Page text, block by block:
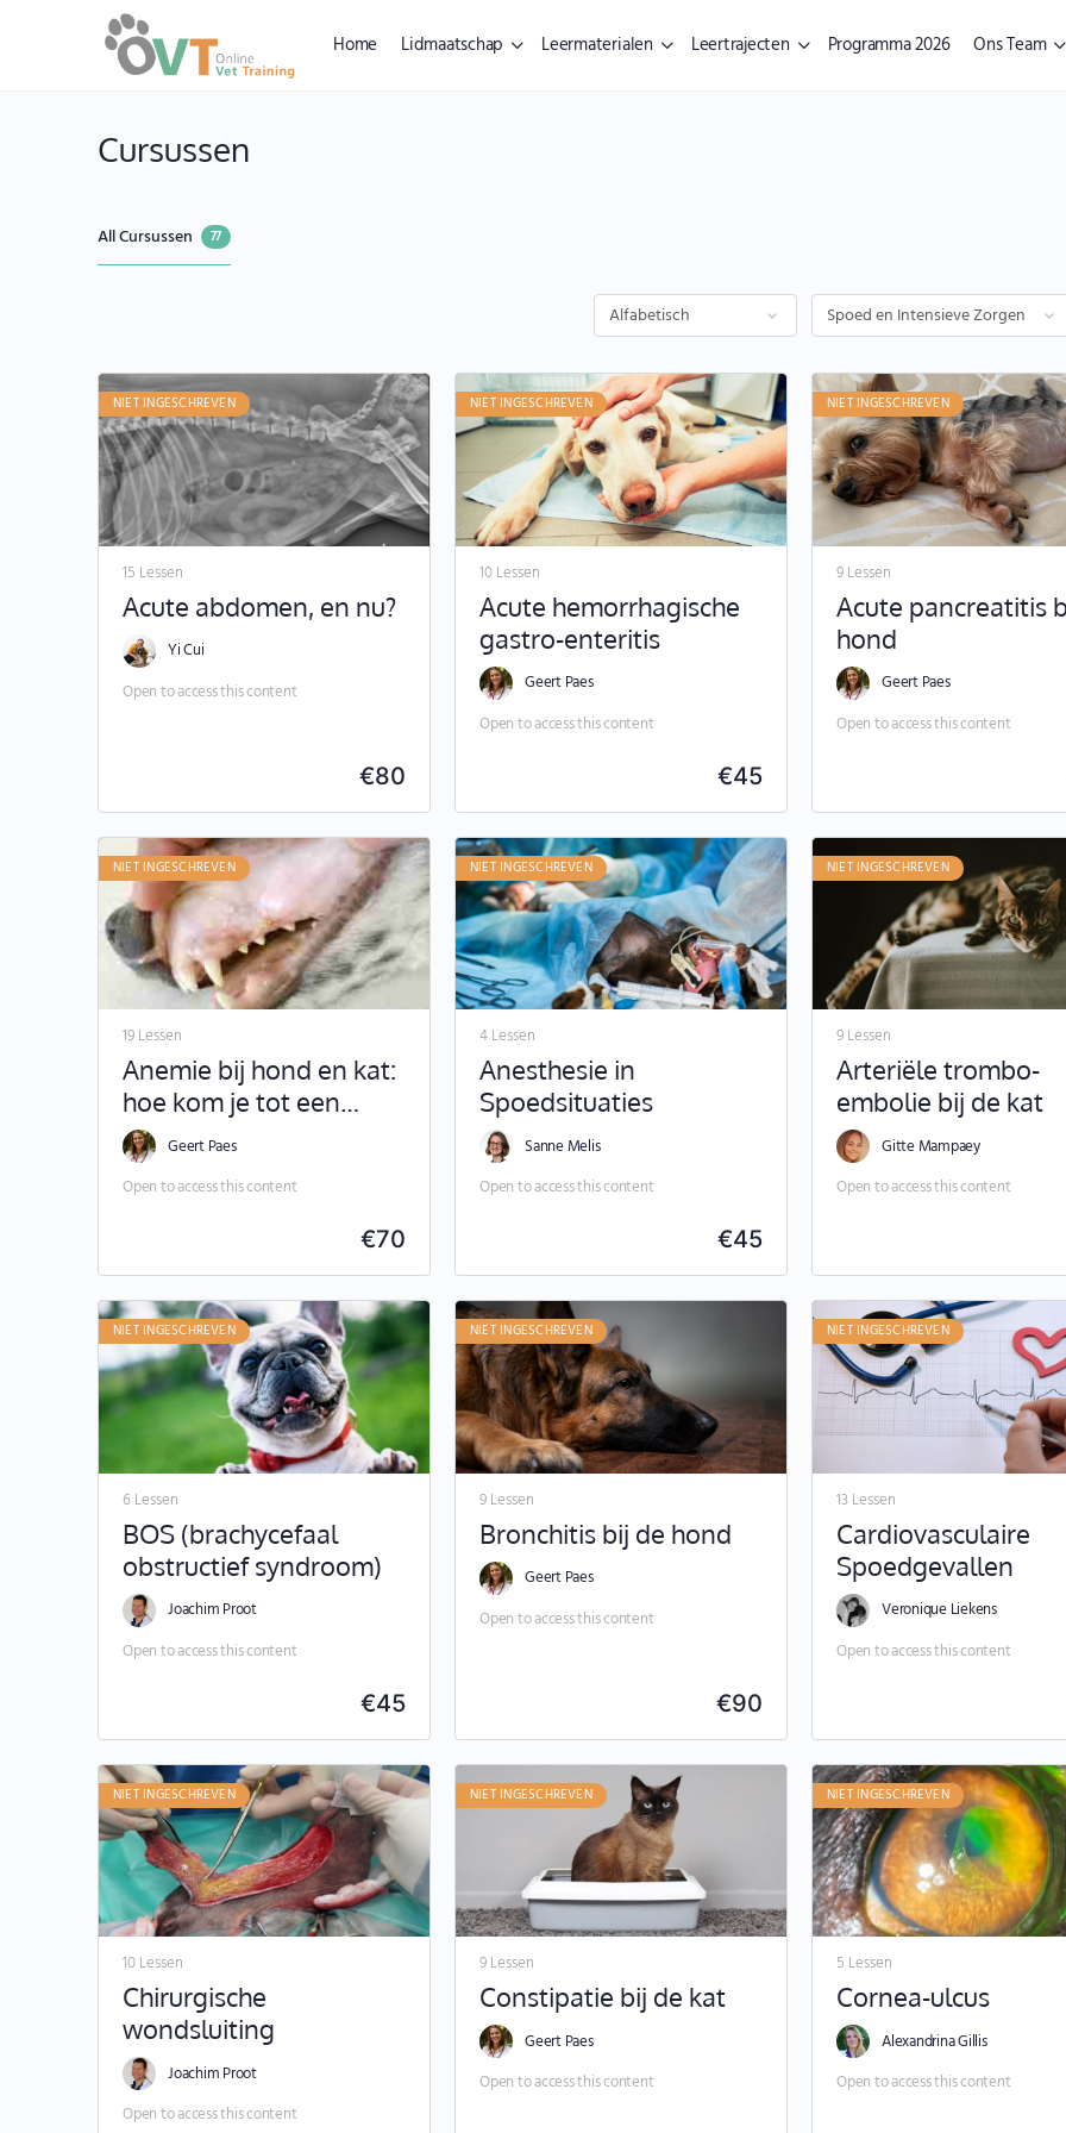
Home Lidmaatschap Leermaterialen Leertrajecten Programma 2026 Ons Team
Cursussen
All Cursussen 77
NIET INGESCHREVEN
15 Lessen
Acute abdomen, en nu?
Yi Cui
Open to access this content
€80
NIET INGESCHREVEN
10 Lessen
Acute hemorrhagische
gastro-enteritis
Geert Paes
Open to access this content
€45
NIET INGESCHREVEN
9 Lessen
Acute pancreatitis
hond
Geert Paes
Open to access this content
NIET INGESCHREVEN
19 Lessen
Anemie bij hond en kat:
hoe kom je tot een
correcte diagnose?
Geert Paes
Open to access this content
€70
NIET INGESCHREVEN
4 Lessen
Anesthesie in
Spoedsituaties
Sanne Melis
Open to access this content
€45
NIET INGESCHREVEN
9 Lessen
Arteriële trombo-
embolie bij de kat
Gitte Mampaey
Open to access this content
NIET INGESCHREVEN
6 Lessen
BOS (brachycefaal
obstructief syndroom)
Joachim Proot
Open to access this content
€45
NIET INGESCHREVEN
9 Lessen
Bronchitis bij de hond
Geert Paes
Open to access this content
€90
NIET INGESCHREVEN
13 Lessen
Cardiovasculaire
Spoedgevallen
Veronique Liekens
Open to access this content
NIET INGESCHREVEN
10 Lessen
Chirurgische
wondsluiting
Joachim Proot
Open to access this content
NIET INGESCHREVEN
9 Lessen
Constipatie bij de kat
Geert Paes
Open to access this content
NIET INGESCHREVEN
5 Lessen
Cornea-ulcus
Alexandrina Gillis
Open to access this content